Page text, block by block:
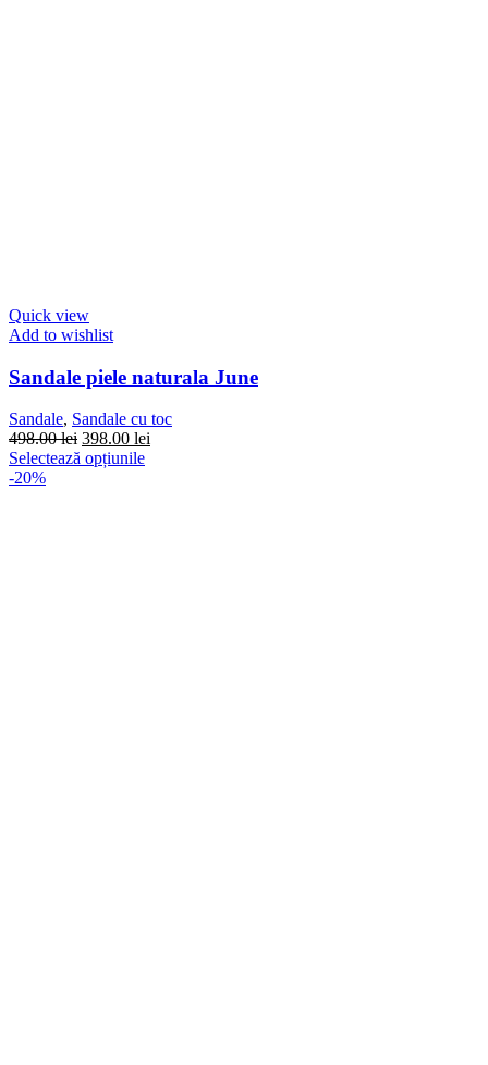
Quick view
Add to wishlist
Sandale piele naturala June
Sandale, Sandale cu toc
498.00lei Prețul
inițial
398.00 lei
Selectează opțiunileAcest
-20%